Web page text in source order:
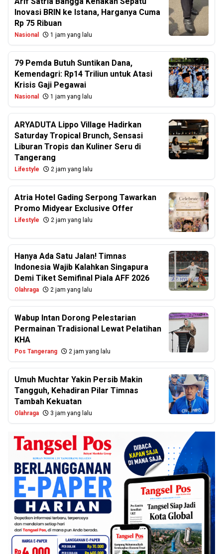
Inovasi BRIN ke Istana, Harganya Cuma
Rp 75 Ribuan
Nasional 1 jam yang lalu
79 Pemda Butuh Suntikan Dana,
Kemendagri: Rp14 Triliun untuk Atasi
Krisis Gaji Pegawai
Nasional 1 jam yang lalu
ARYADUTA Lippo Village Hadirkan
Saturday Tropical Brunch, Sensasi
Liburan Tropis dan Kuliner Seru di
Tangerang
Lifestyle 2 jam yang lalu
Atria Hotel Gading Serpong Tawarkan
Promo Midyear Exclusive Offer
Lifestyle 2 jam yang lalu
Hanya Ada Satu Jalan! Timnas
Indonesia Wajib Kalahkan Singapura
Demi Tiket Semifinal Piala AFF 2026
Olahraga 2 jam yang lalu
Wabup Intan Dorong Pelestarian
Permainan Tradisional Lewat Pelatihan
KHA
Pos Tangerang 2 jam yang lalu
Umuh Muchtar Yakin Persib Makin
Tangguh, Kehadiran Pilar Timnas
Tambah Kekuatan
Olahraga 3 jam yang lalu